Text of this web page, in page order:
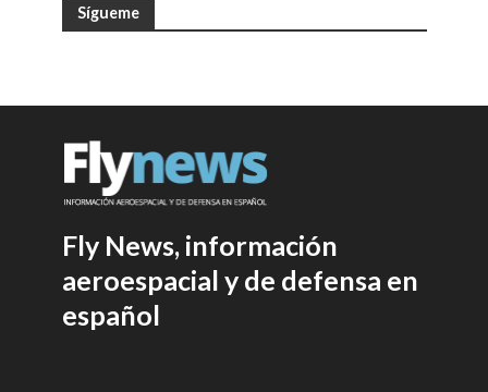
Sígueme
Fly News, información
aeroespacial y de defensa en
español